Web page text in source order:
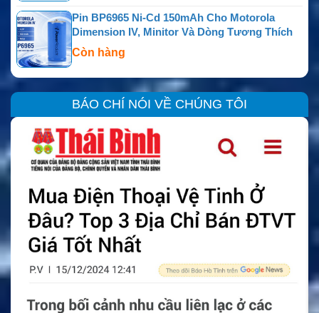
Pin BP6965 Ni-Cd 150mAh Cho Motorola
Dimension IV, Minitor Và Dòng Tương Thích
Còn hàng
BÁO CHÍ NÓI VỀ CHÚNG TÔI